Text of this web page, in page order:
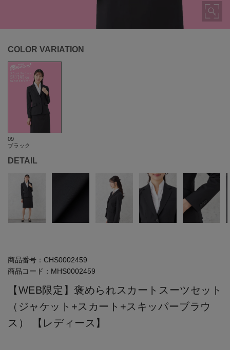
COLOR VARIATION
09
ブラック
DETAIL
商品番号： CHS0002459
商品コード： MHS0002459
【WEB限定】褒められスカートスーツセット
（ジャケット+スカート+スキッパーブラウ
ス） 【レディース】